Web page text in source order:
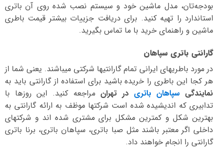
بودجه‌تان، مدل ماشین خود و سیستم نصب شده روی آن باتری
استاندارد را تهیه کنید. برای دریافت جزییات بیشتر قیمت باطری
ماشین و راهنمای خرید با ما تماس بگیرید.
گارانتی باتری سپاهان
در مورد باطریهای ایرانی تمام گارانتیها شرکتی میباشند. یعنی شما از
هر کجا این باطری را خریده باشید برای استفاده از گارانتی باید به
نمایندگی سپاهان باتری در تهران مراجعه کنید. این روزها با
تدابیری که اندیشیده شده است شرکتها موظف به ارائه گارانتی به
بهترین شکل و کمترین مشکل برای مشتری شده اند و شرکتهای
داخلی اگر معتبر باشند مثل صبا باتری، سپاهان باتری، برنا باتری
گارانتی را انجام خواهند داد.